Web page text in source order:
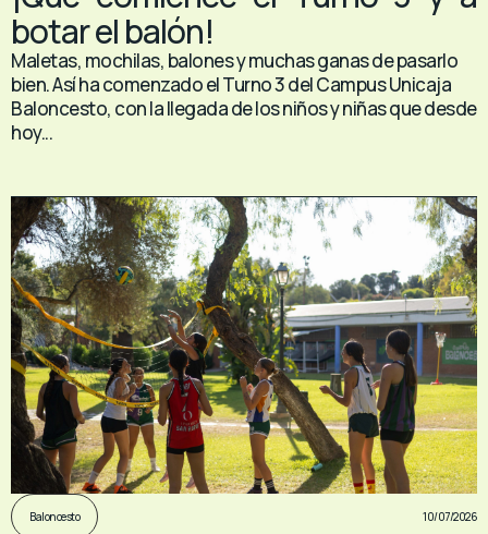
botar el balón!
Maletas, mochilas, balones y muchas ganas de pasarlo
bien. Así ha comenzado el Turno 3 del Campus Unicaja
Baloncesto, con la llegada de los niños y niñas que desde
hoy...
Baloncesto 10/07/2026